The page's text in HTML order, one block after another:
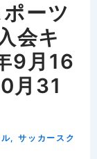
ーツ
会キ
9月16
月31
, サッカースク